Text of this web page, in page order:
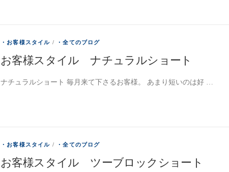
・お客様スタイル / ・全てのブログ
お客様スタイル ナチュラルショート
ナチュラルショート 毎月来て下さるお客様。 あまり短いのは好 …
・お客様スタイル / ・全てのブログ
お客様スタイル ツーブロックショート